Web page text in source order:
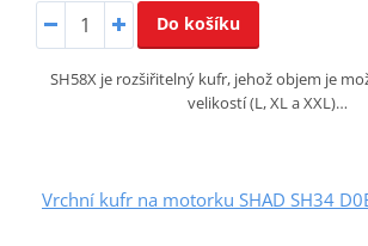
Do košíku
SH58X je rozšiřitelný kufr, jehož objem je
velikostí (L, XL a XXL)…
Vrchní kufr na motorku SHAD SH34